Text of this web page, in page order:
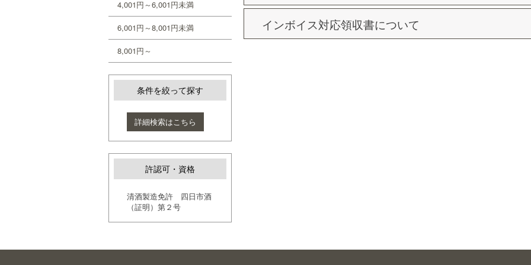
4,001円～6,001円未満
6,001円～8,001円未満
8,001円～
条件を絞って探す
詳細検索はこちら
許認可・資格
清酒製造免許 四日市酒
（証明）第２号
インボイス対応領収書について